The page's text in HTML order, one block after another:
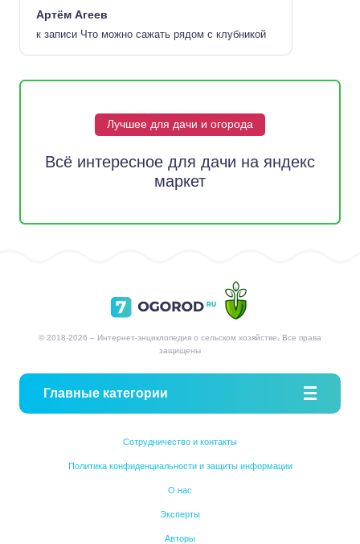
Артём Агеев
к записи Что можно сажать рядом с клубникой
Лучшее для дачи и огорода
Всё интересное для дачи на яндекс
маркет
© 2018-2026 – Интернет-энциклопедия о сельском хозяйстве. Все права
защищены
Главные категории
Сотрудничество и контакты
Политика конфиденциальности и защиты информации
О нас
Эксперты
Авторы